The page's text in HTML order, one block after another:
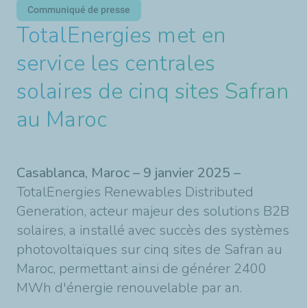
Communiqué de presse
TotalEnergies met en
service les centrales
solaires de cinq sites Safran
au Maroc
Casablanca, Maroc – 9 janvier 2025 –
TotalEnergies Renewables Distributed
Generation, acteur majeur des solutions B2B
solaires, a installé avec succès des systèmes
photovoltaïques sur cinq sites de Safran au
Maroc, permettant ainsi de générer 2400
MWh d'énergie renouvelable par an.